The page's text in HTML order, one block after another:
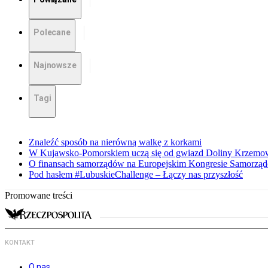
Polecane
Najnowsze
Tagi
Znaleźć sposób na nierówną walkę z korkami
W Kujawsko-Pomorskiem uczą się od gwiazd Doliny
O finansach samorządów na Europejskim Kongresie
Pod hasłem #LubuskieChallenge – Łączy nas przyszłość
Promowane treści
KONTAKT